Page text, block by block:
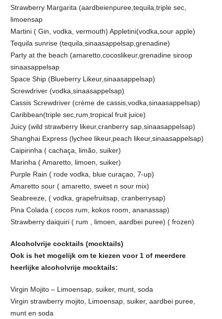
Strawberry Margarita (aardbeienpuree,tequila,triple sec,
limoensap
Martini ( Gin, vodka, vermouth) Appletini(vodka,sour apple)
Tequila sunrise (tequila,sinaasappelsap,grenadine)
Party at the beach (amaretto,cocoslikeur,grenadine siroop
sinaasappelsap
Space Ship (Blueberry Likeur,sinaasappelsap)
Screwdriver (vodka,sinaasappelsap)
Cassis Screwdriver (crème de cassis,vodka,sinaasappelsap)
Caribbean(triple sec,rum,tropical fruit juice)
Juicy (wild strawberry likeur,cranberry sap,sinaasappelsap)
Shanghai Express (lychee likeur,peach likeur,sinaasappelsap)
Caipirinha ( cachaça, limão, suiker)
Marinha ( Amaretto, limoen, suiker)
Purple Rain ( rode vodka, blue curaçao, 7-up)
Amaretto sour ( amaretto, sweet n sour mix)
Seabreeze, ( vodka, grapefruitsap, cranberrysap)
Pina Colada ( cocos rum, kokos room, ananassap)
Strawberry daiquiri ( rum , limoen, aardbei puree) ( frozen)
Alcoholvrije cocktails (mocktails)
Ook is het mogelijk om te kiezen voor 1 of meerdere
heerlijke alcoholvrije mocktails:
Virgin Mojito – Limoensap, suiker, munt, soda
Virgin strawberry mojito, Limoensap, suiker, aardbei puree,
munt en soda